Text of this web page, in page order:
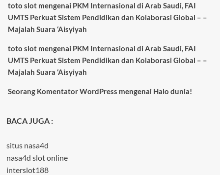
toto slotmengenai PKM Internasional di Arab Saudi, FAI
UMTS Perkuat Sistem Pendidikan dan Kolaborasi Global – –
Majalah Suara ‘Aisyiyah
toto slotmengenai PKM Internasional di Arab Saudi, FAI
UMTS Perkuat Sistem Pendidikan dan Kolaborasi Global – –
Majalah Suara ‘Aisyiyah
Seorang Komentator WordPress mengenai Halo dunia!
BACA JUGA :
situs nasa4d
nasa4d slot online
interslot188